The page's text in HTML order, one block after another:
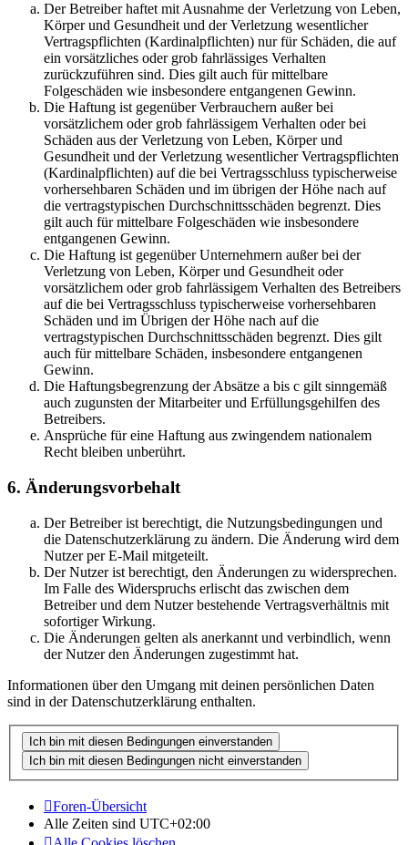
Der Betreiber haftet mit Ausnahme der Verletzung von Leben,
Körper und Gesundheit und der Verletzung wesentlicher
Vertragspflichten (Kardinalpflichten) nur für Schäden, die auf
ein vorsätzliches oder grob fahrlässiges Verhalten
zurückzuführen sind. Dies gilt auch für mittelbare
Folgeschäden wie insbesondere entgangenen Gewinn.
Die Haftung ist gegenüber Verbrauchern außer bei
vorsätzlichem oder grob fahrlässigem Verhalten oder bei
Schäden aus der Verletzung von Leben, Körper und
Gesundheit und der Verletzung wesentlicher Vertragspflichten
(Kardinalpflichten) auf die bei Vertragsschluss typischerweise
vorhersehbaren Schäden und im übrigen der Höhe nach auf
die vertragstypischen Durchschnittsschäden begrenzt. Dies
gilt auch für mittelbare Folgeschäden wie insbesondere
entgangenen Gewinn.
Die Haftung ist gegenüber Unternehmern außer bei der
Verletzung von Leben, Körper und Gesundheit oder
vorsätzlichem oder grob fahrlässigem Verhalten des Betreibers
auf die bei Vertragsschluss typischerweise vorhersehbaren
Schäden und im Übrigen der Höhe nach auf die
vertragstypischen Durchschnittsschäden begrenzt. Dies gilt
auch für mittelbare Schäden, insbesondere entgangenen
Gewinn.
Die Haftungsbegrenzung der Absätze a bis c gilt sinngemäß
auch zugunsten der Mitarbeiter und Erfüllungsgehilfen des
Betreibers.
Ansprüche für eine Haftung aus zwingendem nationalem
Recht bleiben unberührt.
6. Änderungsvorbehalt
Der Betreiber ist berechtigt, die Nutzungsbedingungen und
die Datenschutzerklärung zu ändern. Die Änderung wird dem
Nutzer per E-Mail mitgeteilt.
Der Nutzer ist berechtigt, den Änderungen zu widersprechen.
Im Falle des Widerspruchs erlischt das zwischen dem
Betreiber und dem Nutzer bestehende Vertragsverhältnis mit
sofortiger Wirkung.
Die Änderungen gelten als anerkannt und verbindlich, wenn
der Nutzer den Änderungen zugestimmt hat.
Informationen über den Umgang mit deinen persönlichen Daten
sind in der Datenschutzerklärung enthalten.
Foren-Übersicht
Alle Zeiten sind UTC+02:00